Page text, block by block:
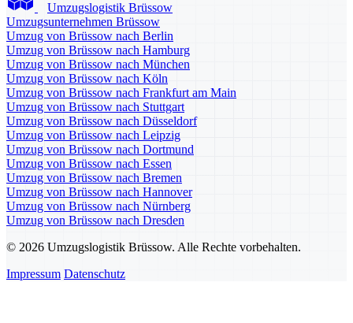
Umzugslogistik Brüssow
Umzugsunternehmen Brüssow
Umzug von Brüssow nach Berlin
Umzug von Brüssow nach Hamburg
Umzug von Brüssow nach München
Umzug von Brüssow nach Köln
Umzug von Brüssow nach Frankfurt am Main
Umzug von Brüssow nach Stuttgart
Umzug von Brüssow nach Düsseldorf
Umzug von Brüssow nach Leipzig
Umzug von Brüssow nach Dortmund
Umzug von Brüssow nach Essen
Umzug von Brüssow nach Bremen
Umzug von Brüssow nach Hannover
Umzug von Brüssow nach Nürnberg
Umzug von Brüssow nach Dresden
© 2026 Umzugslogistik Brüssow. Alle Rechte vorbehalten.
Impressum Datenschutz